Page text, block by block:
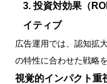
3. 投資対効果（
イティブ
広告運用では、認知拡
の特性に合わせた戦略
視覚的インパクト重